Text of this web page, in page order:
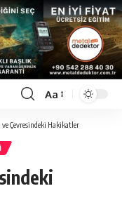
Font
Resizer
Aa
ve Çevresindeki Hakikatler